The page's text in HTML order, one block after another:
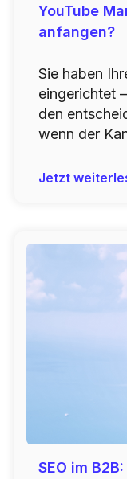
YouTube
anfangen?
Sie haben
eingerichtet
den
wenn der
Jetzt
SEO im